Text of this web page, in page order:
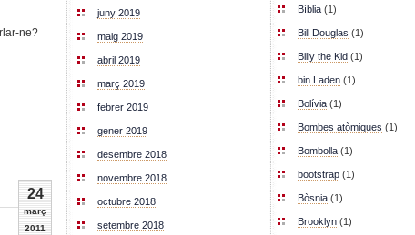
ne?
24
març
2011
juny 2019
maig 2019
abril 2019
març 2019
febrer 2019
gener 2019
desembre 2018
novembre 2018
octubre 2018
setembre 2018
Bíblia (1)
Bill Douglas (1)
Billy the Kid (1)
bin Laden (1)
Bolívia (1)
Bombes atòmiques (1)
Bombolla (1)
bootstrap (1)
Bòsnia (1)
Brooklyn (1)